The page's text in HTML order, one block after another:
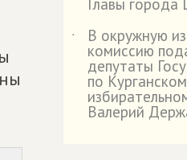
Главы
˙
В окружную
комиссию
депутаты
по
Валерий